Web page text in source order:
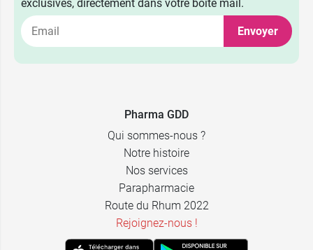
exclusives, directement dans votre boîte mail.
Envoyer
Pharma GDD
Qui sommes-nous ?
Notre histoire
Nos services
Parapharmacie
Route du Rhum 2022
Rejoignez-nous !